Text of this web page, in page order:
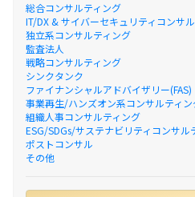
総合コンサルティング
IT/DX & サイバーセキュリティコンサ
独立系コンサルティング
監査法人
戦略コンサルティング
シンクタンク
ファイナンシャルアドバイザリー(FAS)
事業再生/ハンズオン系コンサルティン
組織人事コンサルティング
ESG/SDGs/サステナビリティコンサル
ポストコンサル
その他